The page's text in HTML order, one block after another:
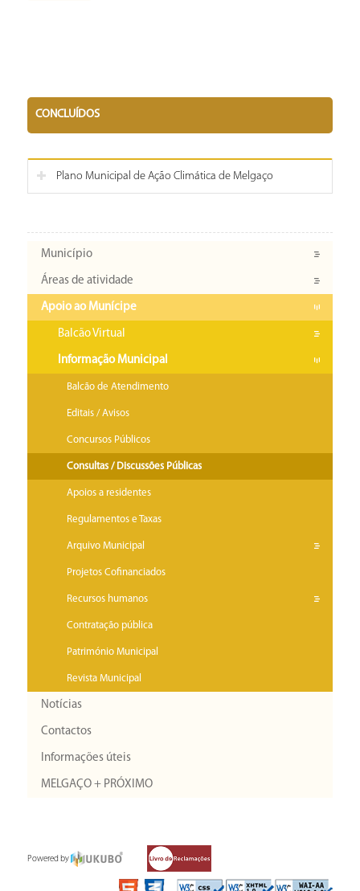
CONCLUÍDOS
Plano Municipal de Ação Climática de Melgaço
Município
Áreas de atividade
Apoio ao Munícipe
Balcão Virtual
Informação Municipal
Balcão de Atendimento
Editais / Avisos
Concursos Públicos
Consultas / Discussões Públicas
Apoios a residentes
Regulamentos e Taxas
Arquivo Municipal
Projetos Cofinanciados
Recursos humanos
Contratação pública
Património Municipal
Revista Municipal
Notícias
Contactos
Informações úteis
MELGAÇO + PRÓXIMO
Powered by